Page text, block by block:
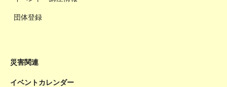
団体登録
災害関連
イベントカレンダー